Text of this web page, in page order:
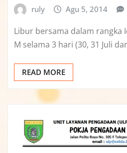
ruly Agu 5, 2014
Libur bersama dalam rangka
M selama 3 hari (30, 31 Juli
READ MORE